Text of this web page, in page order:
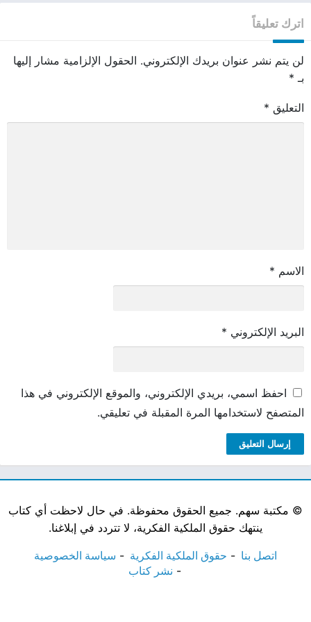
اترك تعليقاً
لن يتم نشر عنوان بريدك الإلكتروني. الحقول الإلزامية مشار إليها
بـ *
التعليق *
الاسم *
البريد الإلكتروني *
احفظ اسمي، بريدي الإلكتروني، والموقع الإلكتروني في هذا
المتصفح لاستخدامها المرة المقبلة في تعليقي.
© مكتبة سهم. جميع الحقوق محفوظة. في حال لاحظت أي كتاب
ينتهك حقوق الملكية الفكرية، لا تتردد في إبلاغنا.
اتصل بنا حقوق الملكية الفكرية
سياسة الخصوصية
نشر كتاب